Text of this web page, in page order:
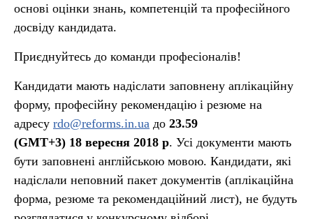
основі оцінки знань, компетенцій та професійного
досвіду кандидата.
Приєднуйтесь до команди професіоналів!
Кандидати мають надіслати заповнену аплікаційну
форму, професійну рекомендацію і резюме на
адресу rdo@reforms.in.ua до 23.59
(GMT+3) 18 вересня 2018 р. Усі документи мають
бути заповнені англійською мовою. Кандидати, які
надіслали неповний пакет документів (аплікаційна
форма, резюме та рекомендаційний лист), не будуть